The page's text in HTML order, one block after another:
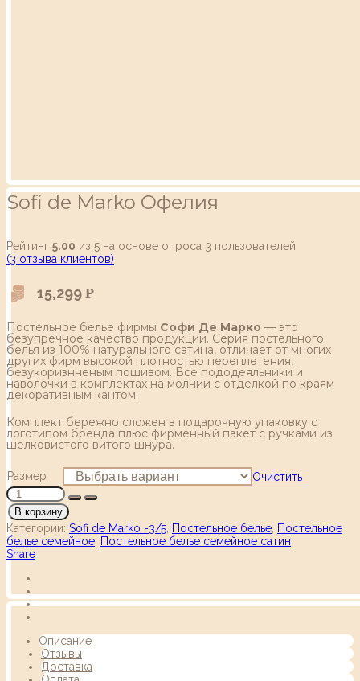
Sofi de Marko Офелия
Рейтинг 5.00 из 5 на основе опроса 3 пользователей
(3 отзыва клиентов)
15,299 Р
Постельное белье фирмы Софи Де Марко — это
безупречное качество продукции. Серия постельного
белья из 100% натурального сатина, отличает от многих
других фирм высокой плотностью переплетения,
безукоризнненым пошивом. Все пододеяльники и
наволочки в комплектах на молнии с отделкой по краям
декоративным кантом.
Комплект бережно сложен в подарочную упаковку с
логотипом бренда плюс фирменный пакет с ручками из
шелковистого витого шнура.
Размер Очистить
В корзину
Категории: Sofi de Marko -3/5 Постельное белье Постельное
белье семейное Постельное белье семейное сатин
Share
Описание
Отзывы
Доставка